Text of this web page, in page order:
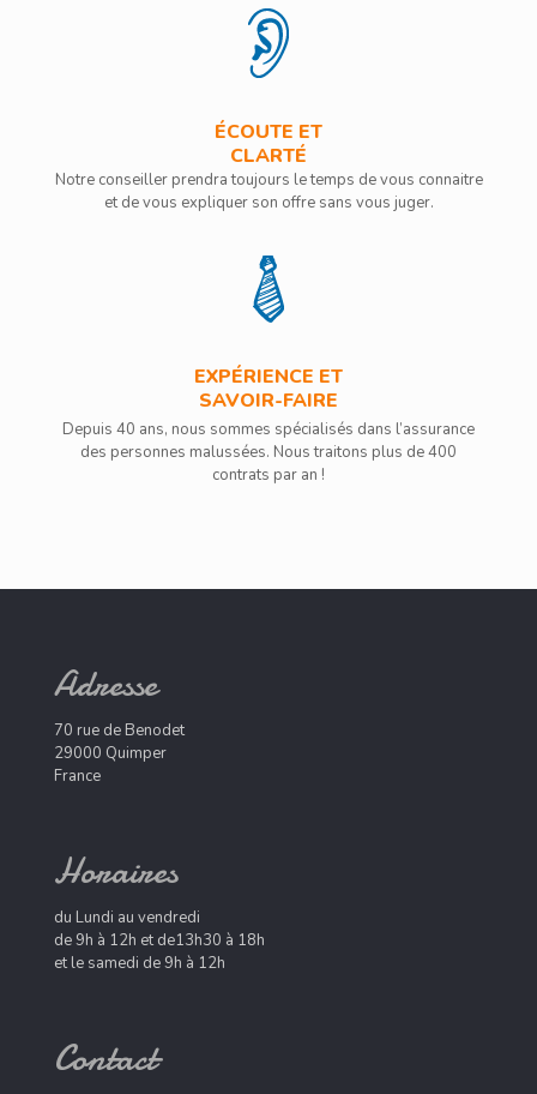
ÉCOUTE ET
CLARTÉ
Notre conseiller prendra toujours le temps de vous connaitre
et de vous expliquer son offre sans vous juger.
EXPÉRIENCE ET
SAVOIR-FAIRE
Depuis 40 ans, nous sommes spécialisés dans l’assurance
des personnes malussées. Nous traitons plus de 400
contrats par an !
Adresse
70 rue de Benodet
29000 Quimper
France
Horaires
du Lundi au vendredi
de 9h à 12h et de13h30 à 18h
et le samedi de 9h à 12h
Contact